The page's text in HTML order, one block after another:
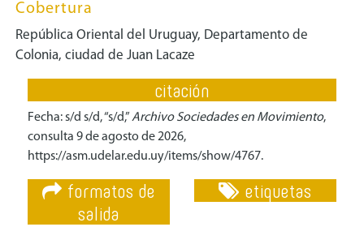
Cobertura
República Oriental del Uruguay, Departamento de
Colonia, ciudad de Juan Lacaze
citación
Fecha: s/d s/d, “s/d,”Archivo Sociedades en Movimiento,
consulta 9 de agosto de 2026,
https://asm.udelar.edu.uy/items/show/4767.
formatos de
salida
etiquetas